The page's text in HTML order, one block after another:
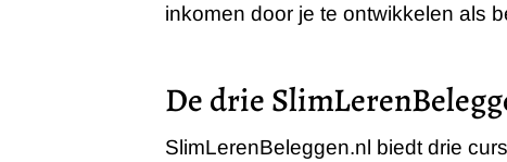
inkomen door je te ontwikkelen als
De drie
SlimLerenBeleggen.nl biedt drie